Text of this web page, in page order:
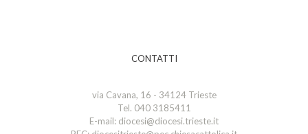
CONTATTI
via Cavana, 16 - 34124 Trieste
Tel. 040 3185411
E-mail: diocesi@diocesi.trieste.it